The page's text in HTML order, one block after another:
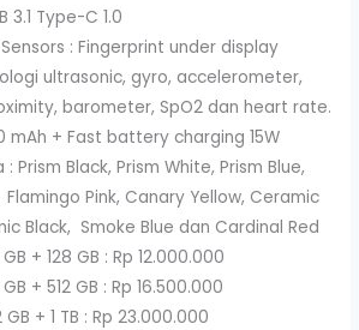
3.1 Type-C 1.0
: Fingerprint under display
ultrasonic, gyro, accelerometer,
barometer, SpO2 dan heart rate.
mAh + Fast battery charging 15W
Prism Black, Prism White, Prism Blue,
Pink, Canary Yellow, Ceramic
Black, Smoke Blue dan Cardinal Red
+ 128 GB : Rp 12.000.000
+ 512 GB : Rp 16.500.000
GB + 1 TB : Rp 23.000.000